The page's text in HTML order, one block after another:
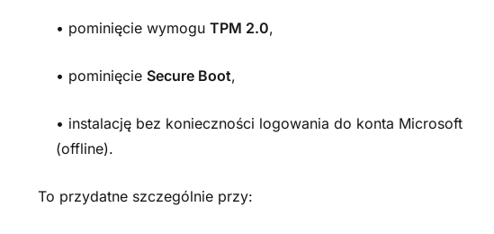
• pominięcie wymoguTPM 2.0,
• pominięcie Secure Boot,
• instalację bez konieczności logowania do konta Microsoft
(offline).
To przydatne szczególnie przy: